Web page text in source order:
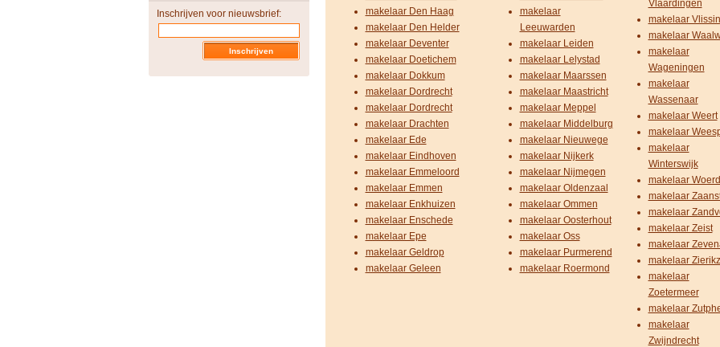
Inschrijven voor nieuwsbrief:
makelaar Den Haag
makelaar Den Helder
makelaar Deventer
makelaar Doetichem
makelaar Dokkum
makelaar Dordrecht
makelaar Dordrecht
makelaar Drachten
makelaar Ede
makelaar Eindhoven
makelaar Emmeloord
makelaar Emmen
makelaar Enkhuizen
makelaar Enschede
makelaar Epe
makelaar Geldrop
makelaar Geleen
makelaar
Leeuwarden
makelaar Leiden
makelaar Lelystad
makelaar Maarssen
makelaar Maastricht
makelaar Meppel
makelaar Middelburg
makelaar Nieuwege
makelaar Nijkerk
makelaar Nijmegen
makelaar Oldenzaal
makelaar Ommen
makelaar Oosterhout
makelaar Oss
makelaar Purmerend
makelaar Roermond
Vlaardingen
makelaar
makelaar
makelaar
Wageningen
makelaar
Wassenaar
makelaar Weert
makelaar
makelaar
Winterswijk
makelaar
makelaar
makelaar
makelaar Zeist
makelaar
makelaar
makelaar
Zoetermeer
makelaar
makelaar
Zwijndrecht